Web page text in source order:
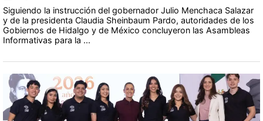
Siguiendo la instrucción del gobernador Julio Menchaca Salazar
y de la presidenta Claudia Sheinbaum Pardo, autoridades de los
Gobiernos de Hidalgo y de México concluyeron las Asambleas
Informativas para la ...